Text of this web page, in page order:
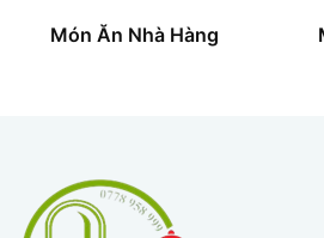
Món Ăn Nhà Hàng